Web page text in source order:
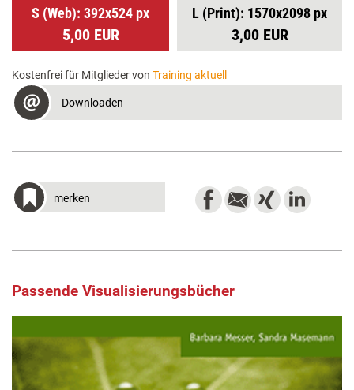
S (Web): 392x524 px
5,00 EUR
L (Print): 1570x2098 px
3,00 EUR
Kostenfrei für Mitglieder von Training aktuell
Downloaden
merken
Passende Visualisierungsbücher